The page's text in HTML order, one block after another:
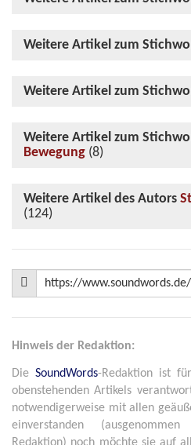
Weitere Artikel zum
Weitere Artikel zum
Weitere Artikel zum
Bewegung (8)
Weitere Artikel des Autors
(124)
Hinweis der Redaktion:
Die SoundWords-Redaktion ist
obenstehenden Artikels
notwendigerweise mit allen
einverstanden
Redaktion) noch möchte sie auf